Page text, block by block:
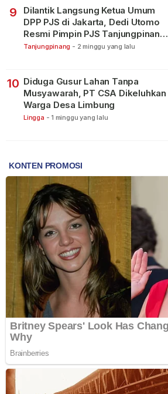
9
Dilantik Langsung Ketua Umum
DPP PJS di Jakarta, Dedi Utomo
Resmi Pimpin PJS Tanjungpinang-
Bintan
Tanjungpinang - 2 minggu yang lalu
10 Diduga Gusur Lahan Tanpa
Musyawarah, PT CSA Dikeluhkan
Warga Desa Limbung
Lingga - 1 minggu yang lalu